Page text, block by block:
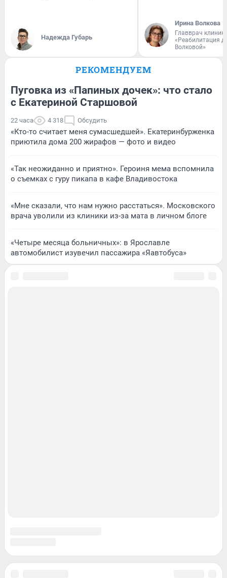
Надежда Губарь
Ирина Волкова
Главврач
«Реабилитация
Волковой»
РЕКОМЕНДУЕМ
Пуговка из «Папиных дочек»: что стало
с Екатериной Старшовой
22 часа 4 318 Обсудить
«Кто-то считает меня сумасшедшей». Екатеринбурженка
приютила дома 200 жирафов — фото и видео
«Так неожиданно и приятно». Героиня мема вспомнила
о съемках с гуру пикапа в кафе Владивостока
«Мне сказали, что нам нужно расстаться». Московского
врача уволили из клиники из-за мата в личном блоге
«Четыре месяца больничных»: в Ярославле
автомобилист изувечил пассажира «Яавтобуса»